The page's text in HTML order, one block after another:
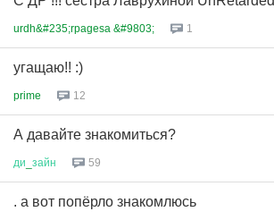
urdh&#235;rpagesa &#9803; 1
угащаю!! :)
prime 12
А давайте знакомиться?
ди зайн 59
. а вот попёрло знакомлюсь